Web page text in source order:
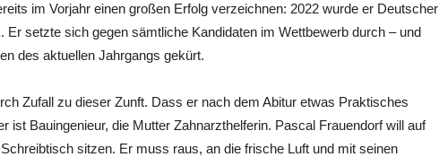
im Vorjahr einen großen Erfolg verzeichnen: 2022 wurde er Deutscher
Er setzte sich gegen sämtliche Kandidaten im Wettbewerb durch – und
des aktuellen Jahrgangs gekürt.
Zufall zu dieser Zunft. Dass er nach dem Abitur etwas Praktisches
ist Bauingenieur, die Mutter Zahnarzthelferin. Pascal Frauendorf will auf
sitzen. Er muss raus, an die frische Luft und mit seinen